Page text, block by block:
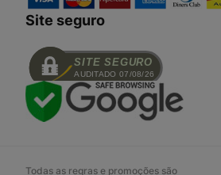
Site seguro
SITE SEGURO
AUDITADO 07/08/26
Todas as regras e promoções são